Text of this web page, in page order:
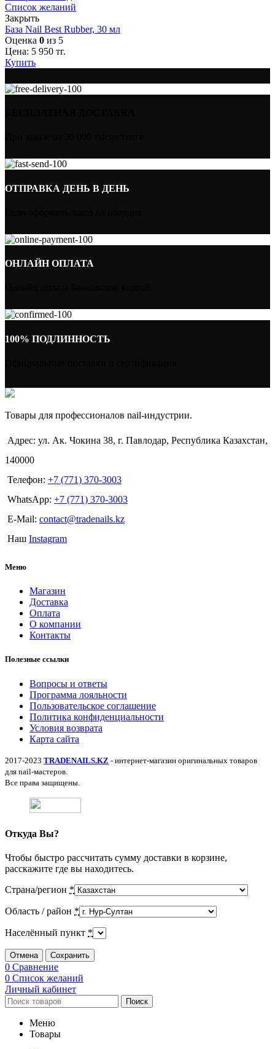
Список желаний
Закрыть
База Nail Best Rubber, 30 мл
Оценка 0 из 5
Цена: 5 950 тг.
Купить
ОТПРАВКА ДЕНЬ В ДЕНЬ
ОНЛАЙН ОПЛАТА
100% ПОДЛИННОСТЬ
Товары для профессионалов nail-индустрии.
Адрес: ул. Ак. Чокина 38, г. Павлодар, Республика Казахстан,
140000
Телефон: +7 (771) 370-3003
WhatsApp: +7 (771) 370-3003
E-Mail: contact@tradenails.kz
Наш Instagram
Меню
Магазин
Доставка
Оплата
О компании
Контакты
Полезные ссылки
Вопросы и ответы
Программа лояльности
Пользовательское соглашение
Политика конфиденциальности
Условия возврата
Карта сайта
2017-2023 TRADENAILS.KZ - интернет-магазин оригинальных товаров
для nail-мастеров.
Все права защищены.
Откуда Вы?
Чтобы быстро рассчитать сумму доставки в корзине,
расскажите где вы находитесь.
Страна/регион *
Область / район *
Населённый пункт *
Отмена Сохранить
0 Сравнение
0 Список желаний
Личный кабинет
Поиск
Меню
Товары